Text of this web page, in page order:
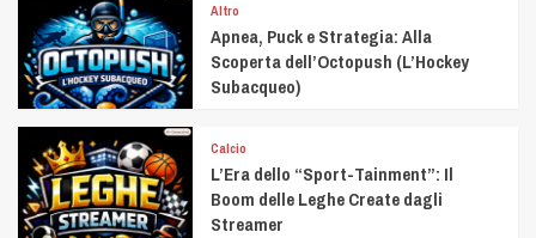
Altro
Apnea, Puck e Strategia: Alla
Scoperta dell’Octopush (L’Hockey
Subacqueo)
Calcio
L’Era dello “Sport-Tainment”: Il
Boom delle Leghe Create dagli
Streamer